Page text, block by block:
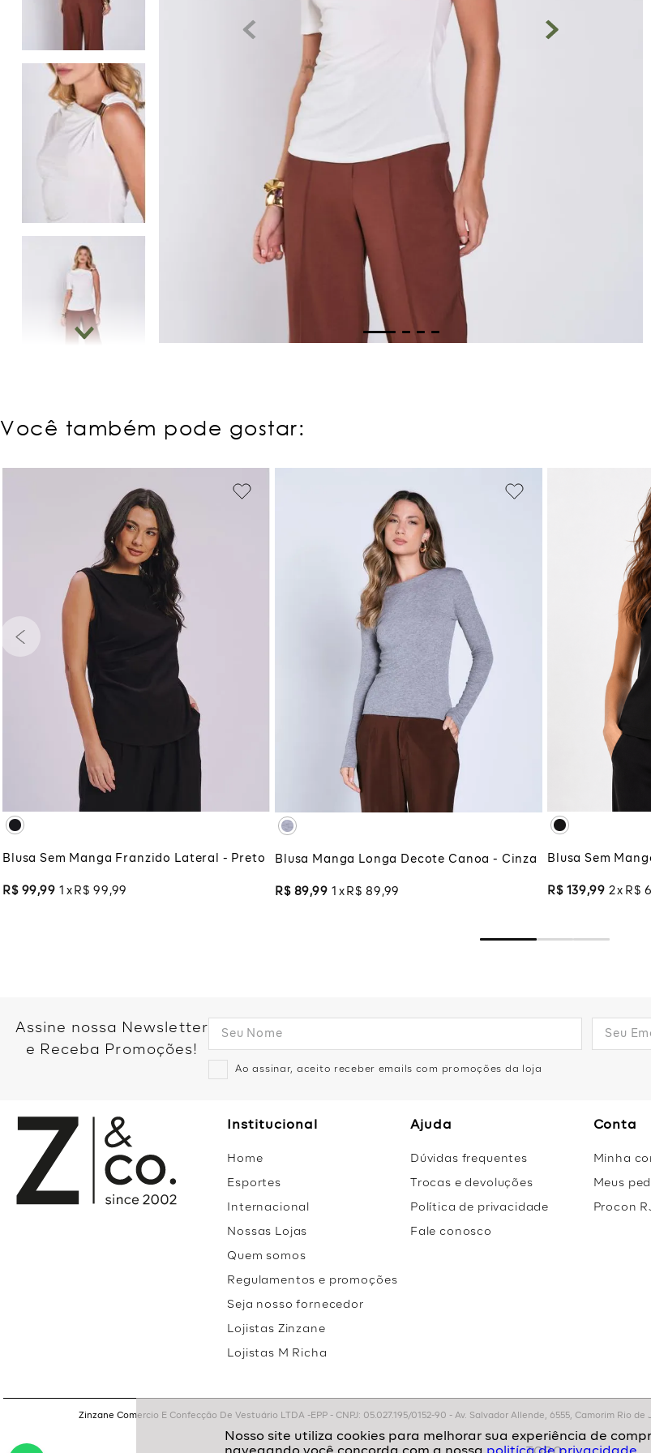
Você também pode gostar:
P
XGG
ADICIONAR À SACOLA
Blusa Sem Manga Franzido Lateral - Preto
R$ 99,99 1 R$ 99 ,99
G
M
P
XGG
ADICIONAR À SACOLA
Blusa Manga Longa Decote Canoa - Cinza
R$ 89,99 1 R$ 89 ,99
P
XGG
Blusa Sem
R$ 139,99 2 R$
Assine nossa Newsletter
e Receba Promoções!
Ao assinar, aceito receber emails com promoções da loja
Institucional
Home
Esportes
Internacional
Nossas Lojas
Quem somos
Regulamentos e promoções
Seja nosso fornecedor
Lojistas Zinzane
Lojistas M Richa
Ajuda
Dúvidas frequentes
Trocas e devoluções
Política de privacidade
Fale conosco
Conta
Minha
Meus
Procon
Zinzane Comercio E Confecção De Vestuário LTDA -EPP - CNPJ: 05.027.195/0152-90 - Av. Salvador Allende, 6555, Camorim Rio